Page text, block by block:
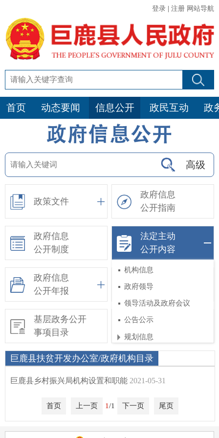
登录 注册 网站导航
首页 动态要闻 信息公开 政民互动 政
高级
政策文件
政府信息
公开指南
政府信息
公开制度
法定主动
公开内容
机构信息
政府领导
领导活动及政府会议
公告公示
规划信息
工作部署
涉企行政检查公示专栏
政府信息
公开年报
依申请公开
基层政务公开
事项目录
惠民惠农财政补贴
信息公开专栏
巨鹿县扶贫开发办公室/政府机构目录
巨鹿县乡村振兴局机构设置和职能 2021-05-31
首页 上一页 1/1 下一页 尾页